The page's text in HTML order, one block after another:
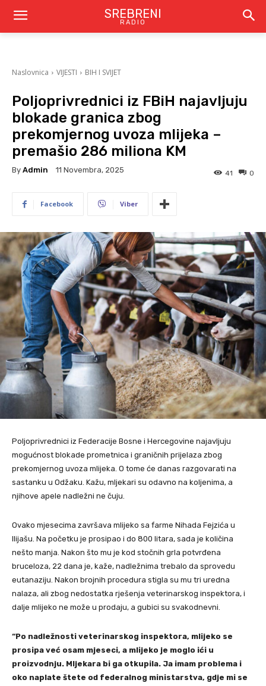
SREBRENI
RADIO
Naslovnica VIJESTI BIH I SVIJET
Poljoprivrednici iz FBiH najavljuju
blokade granica zbog
prekomjernog uvoza mlijeka –
premašio 286 miliona KM
By Admin 11 Novembra, 2025 0
41
Facebook Viber
Poljoprivrednici iz Federacije Bosne i Hercegovine najavljuju
mogućnost blokade prometnica i graničnih prijelaza zbog
prekomjernog uvoza mlijeka. O tome će danas razgovarati na
sastanku u Odžaku. Kažu, mljekari su odavno na koljenima, a
njihove apele nadležni ne čuju.
Ovako mjesecima završava mlijeko sa farme Nihada Fejzića u
Ilijašu. Na početku je prosipao i do 800 litara, sada je količina
nešto manja. Nakon što mu je kod stočnih grla potvrđena
bruceloza, 22 dana je, kaže, nadležnima trebalo da sprovedu
eutanaziju. Nakon brojnih procedura stigla su mu tri uredna
nalaza, ali zbog nedostatka rješenja veterinarskog inspektora, i
dalje mlijeko ne može u prodaju, a gubici su svakodnevni.
“Po nadležnosti veterinarskog inspektora, mlijeko se
prosipa već osam mjeseci, a mlijeko je moglo ići u
proizvodnju. Mljekara bi ga otkupila. Ja imam problema i
oko naplate štete od federalnog ministarstva, gdje mi se